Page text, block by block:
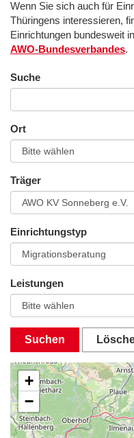
Wenn Sie sich auch für
Thüringens interessieren,
Einrichtungen bundesweit
AWO-Bundesverbandes.
Suche
Ort
Träger
Einrichtungstyp
Leistungen
Suchen
+
−